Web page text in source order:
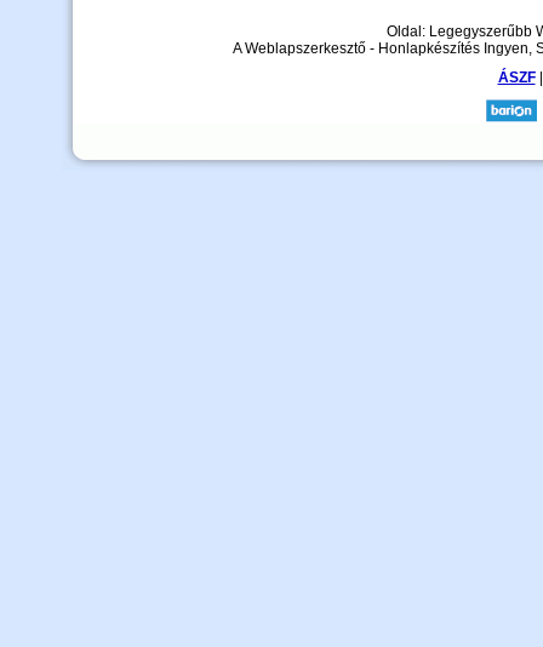
Oldal: Legegyszerűbb
A Weblapszerkesztő - Honlapkészítés Ingyen,
ÁSZF